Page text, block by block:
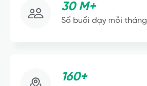
30 M+
Số buổi dạy mỗi tháng
160+